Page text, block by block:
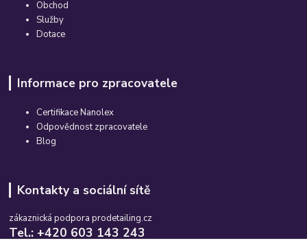
Obchod
Služby
Dotace
Informace pro zpracovatele
Certifikace Nanolex
Odpovědnost zpracovatele
Blog
Kontakty a sociální sítě
zákaznická podpora prodetailing.cz
Tel.: +420 603 143 243